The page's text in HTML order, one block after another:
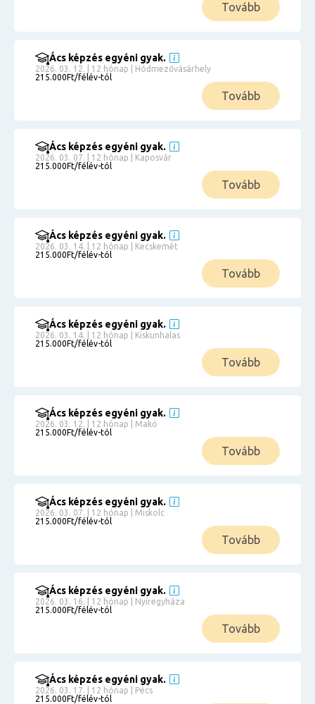
Tovább
Ács képzés egyéni gyak.
2026. 03. 12. | 12 hónap | Hódmezővásárhely
215.000Ft/félév-tól
Tovább
Ács képzés egyéni gyak.
2026. 03. 07. | 12 hónap | Kaposvár
215.000Ft/félév-tól
Tovább
Ács képzés egyéni gyak.
2026. 03. 14. | 12 hónap | Kecskemét
215.000Ft/félév-tól
Tovább
Ács képzés egyéni gyak.
2026. 03. 14. | 12 hónap | Kiskunhalas
215.000Ft/félév-tól
Tovább
Ács képzés egyéni gyak.
2026. 03. 12. | 12 hónap | Makó
215.000Ft/félév-tól
Tovább
Ács képzés egyéni gyak.
2026. 03. 07. | 12 hónap | Miskolc
215.000Ft/félév-tól
Tovább
Ács képzés egyéni gyak.
2026. 03. 16. | 12 hónap | Nyíregyháza
215.000Ft/félév-tól
Tovább
Ács képzés egyéni gyak.
2026. 03. 17. | 12 hónap | Pécs
215.000Ft/félév-tól